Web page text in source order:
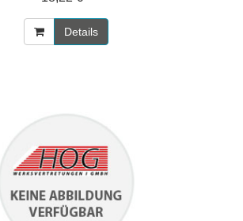
Details